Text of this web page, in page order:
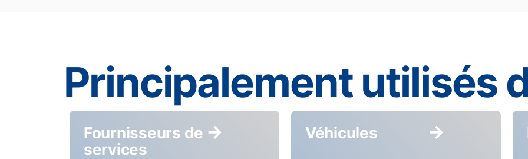
Principalement utilisés
Fournisseurs de
services
Véhicules